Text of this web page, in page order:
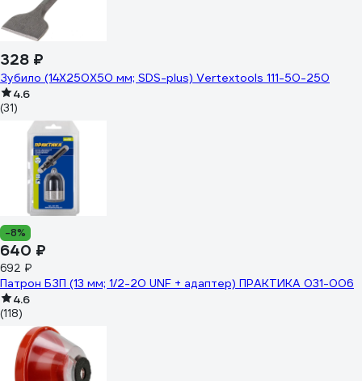
328 ₽
Зубило (14Х250Х50 мм; SDS-plus) Vertextools 111-50-250
4.6
(31)
-8%
640 ₽
692 ₽
Патрон БЗП (13 мм; 1/2-20 UNF + адаптер) ПРАКТИКА 031-006
4.6
(118)